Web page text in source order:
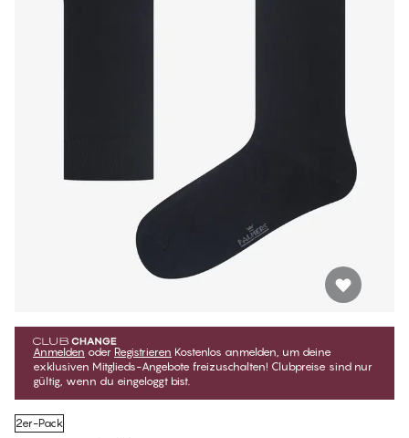
Anmelden oder Registrieren Kostenlos anmelden, um deine
exklusiven Mitglieds-Angebote freizuschalten! Clubpreise sind nur
gültig, wenn du eingeloggt bist.
2er-Pack